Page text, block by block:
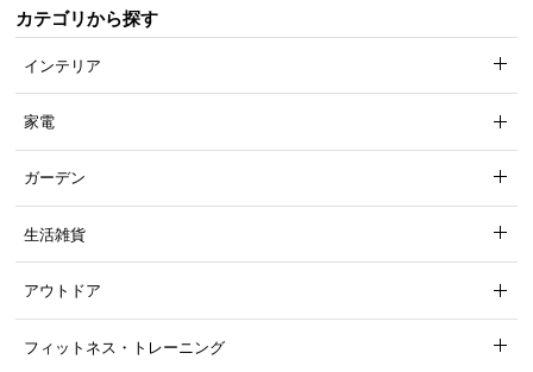
カテゴリから探す
インテリア
家電
ガーデン
生活雑貨
アウトドア
フィットネス・トレーニング